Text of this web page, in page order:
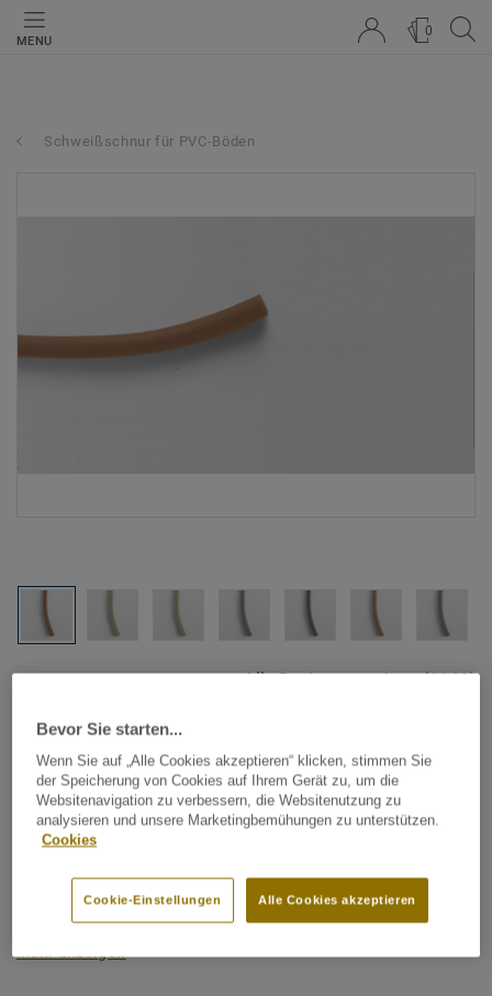
MENU
0
Schweißschnur für PVC-Böden
Alle Designs anzeigen (1146)
Tarkett Zubehör Komplettsortiment
Schweißschnur für PVC-Böden
- Unicoloured CLASSIC 0318
zweier PVC-Bahnen verwendet und sorgen für eine
wasserdichte und geschlossene Oberfläche, Grundlage für
Schweißschnüre sind erhältlich in den Varianten Uni und
Bevor Sie starten...
Wenn Sie auf „Alle Cookies akzeptieren“ klicken, stimmen Sie
der Speicherung von Cookies auf Ihrem Gerät zu, um die
Websitenavigation zu verbessern, die Websitenutzung zu
analysieren und unsere Marketingbemühungen zu unterstützen.
Cookies
Alle Cookies akzeptieren
Cookie-Einstellungen